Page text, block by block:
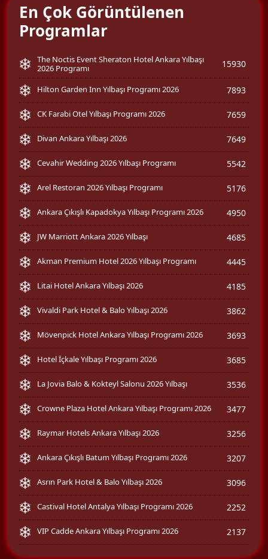
En Çok Görüntülenen
Programlar
The Noctis Event Sheraton Hotel Ankara Yılbaşı
2026 Programı
15930
Hilton Garden Inn Yılbaşı Programı 2026 7893
CK Farabi Otel Yılbaşı Programı 2026 7659
Divan Ankara Yılbaşı 2026 7649
Cevahir Wedding 2026 Yılbaşı Programı 5542
Arel Restoran 2026 Yılbaşı Programı 5176
Ankara Çıkışlı Kapadokya Yılbaşı Programı 2026 4950
JW Marriott Ankara 2026 Yılbaşı 4685
Akman Premium Hotel 2026 Yılbaşı Programı 4445
Litai Hotel Ankara Yılbaşı 2026 4185
Vivaldi Park Hotel & Balo Yılbaşı 2026 3862
Mövenpick Hotel Ankara Yılbaşı Programı 2026 3693
Hotel İçkale Yılbaşı Programı 2026 3685
La Jovia Balo & Kokteyl Salonu 2026 Yılbaşı 3536
Crowne Plaza Hotel Ankara Yılbaşı Programı 2026 3477
Raymar Hotels Ankara Yılbaşı 2026 3256
Ankara Çıkışlı Batum Yılbaşı Programı 2026 3207
Asrın Park Hotel & Balo Yılbaşı 2026 3096
Castival Hotel Antalya Yılbaşı Programı 2026 2252
VIP Cadde Ankara Yılbaşı Programı 2026 2137